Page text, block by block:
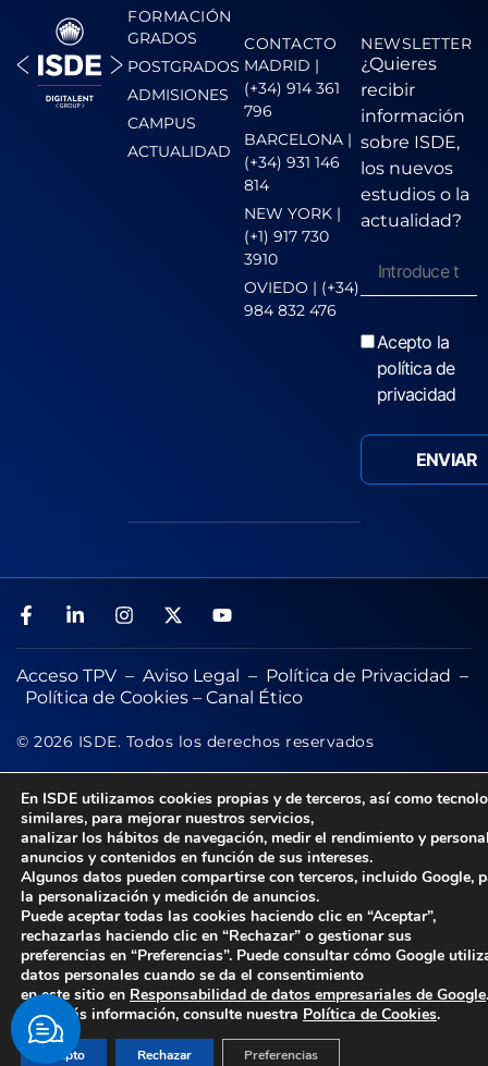
FORMACIÓN
GRADOS
POSTGRADOS
ADMISIONES
CAMPUS
ACTUALIDAD
CONTACTO
MADRID |
(+34) 914 361
796
BARCELONA |
(+34) 931 146
814
NEW YORK |
(+1) 917 730
3910
OVIEDO | (+34)
984 832 476
NEWSLETTER
¿Quieres
recibir
información
sobre ISDE,
los nuevos
estudios o la
actualidad?
Acepto la
política de
privacidad
Acceso TPV – Aviso Legal – Política de Privacidad –
Política de Cookies – Canal Ético
© 2026 ISDE. Todos los derechos reservados
En ISDE utilizamos cookies propias y de terceros, así como
similares, para mejorar nuestros servicios,
analizar los hábitos de navegación, medir el rendimiento y
anuncios y contenidos en función de sus intereses.
Algunos datos pueden compartirse con terceros, incluido Google,
la personalización y medición de anuncios.
Puede aceptar todas las cookies haciendo clic en “Aceptar”,
rechazarlas haciendo clic en “Rechazar” o gestionar sus
preferencias en “Preferencias”. Puede consultar cómo Google
datos personales cuando se da el consentimiento
en este sitio en Responsabilidad de datos empresariales de Google.
Para más información, consulte nuestra Política de Cookies.
Acepto Rechazar Preferencias